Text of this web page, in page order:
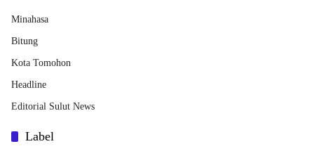
Minahasa
Bitung
Kota Tomohon
Headline
Editorial Sulut News
Label